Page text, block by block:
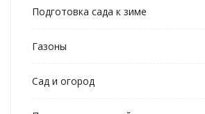
Подготовка сада к зиме
Газоны
Сад и огород